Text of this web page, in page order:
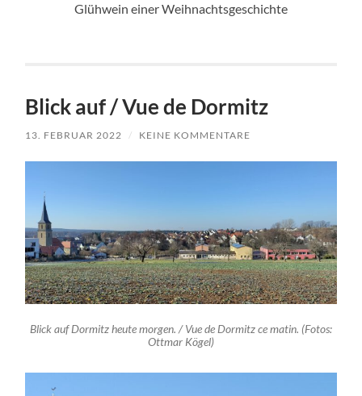
Glühwein einer Weihnachtsgeschichte
Blick auf / Vue de Dormitz
13. FEBRUAR 2022 / KEINE KOMMENTARE
Blick auf Dormitz heute morgen. / Vue de Dormitz ce matin. (Fotos:
Ottmar Kögel)